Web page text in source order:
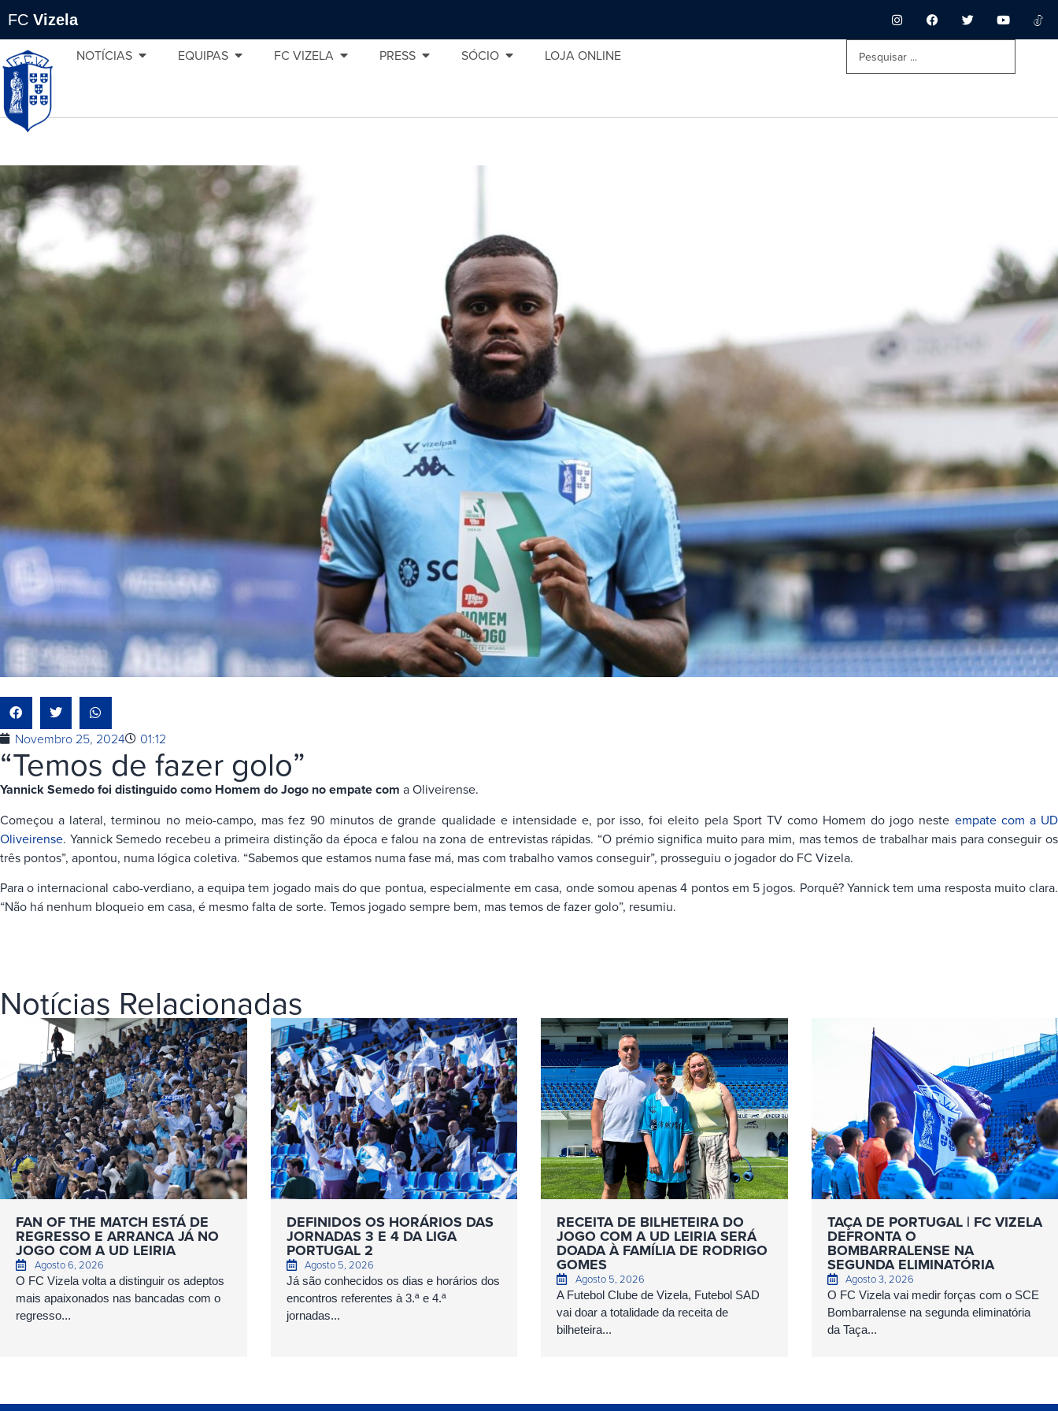
FC Vizela
NOTÍCIAS EQUIPAS FC VIZELA PRESS SÓCIO LOJA ONLINE
Novembro 25, 2024 01:12
“Temos de fazer golo”
Yannick Semedo foi distinguido como Homem do Jogo no empate com a Oliveirense.
Começou a lateral, terminou no meio-campo, mas fez 90 minutos de grande qualidade e intensidade e, por isso, foi eleito pela Sport TV como Homem do jogo neste empate com a UD
Oliveirense. Yannick Semedo recebeu a primeira distinção da época e falou na zona de entrevistas rápidas. “O prémio significa muito para mim, mas temos de trabalhar mais para conseguir os
três pontos”, apontou, numa lógica coletiva. “Sabemos que estamos numa fase má, mas com trabalho vamos conseguir”, prosseguiu o jogador do FC Vizela.
Para o internacional cabo-verdiano, a equipa tem jogado mais do que pontua, especialmente em casa, onde somou apenas 4 pontos em 5 jogos. Porquê? Yannick tem uma resposta muito clara.
“Não há nenhum bloqueio em casa, é mesmo falta de sorte. Temos jogado sempre bem, mas temos de fazer golo”, resumiu.
Notícias Relacionadas
FAN OF THE MATCH ESTÁ DE
REGRESSO E ARRANCA JÁ NO
JOGO COM A UD LEIRIA
Agosto 6, 2026
O FC Vizela volta a distinguir os adeptos
mais apaixonados nas bancadas com o
regresso...
DEFINIDOS OS HORÁRIOS DAS
JORNADAS 3 E 4 DA LIGA
PORTUGAL 2
Agosto 5, 2026
Já são conhecidos os dias e horários dos
encontros referentes à 3.ª e 4.ª
jornadas...
RECEITA DE BILHETEIRA DO
JOGO COM A UD LEIRIA SERÁ
DOADA À FAMÍLIA DE RODRIGO
GOMES
Agosto 5, 2026
A Futebol Clube de Vizela, Futebol SAD
vai doar a totalidade da receita de
bilheteira...
TAÇA DE PORTUGAL | FC VIZELA
DEFRONTA O
BOMBARRALENSE NA
SEGUNDA ELIMINATÓRIA
Agosto 3, 2026
O FC Vizela vai medir forças com o SCE
Bombarralense na segunda eliminatória
da Taça...